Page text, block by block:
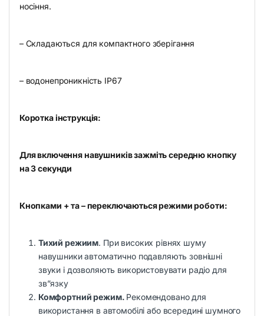
носіння.
– Складаються для компактного зберігання
– водонепроникність IP67
Коротка інструкція:
Для включення навушників зажміть середню кнопку
на 3 секунди
Кнопками + та – переключаються режими роботи:
Тихий режиим. При високих рівнях шуму
навушники автоматично подавляють зовнішні
звуки і дозволяють використовувати радіо для
зв”язку
Комфортний режим. Рекомендовано для
використання в автомобілі або всередині шумного